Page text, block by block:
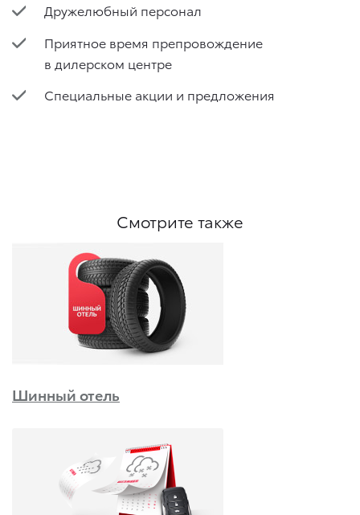
Дружелюбный персонал
Приятное время препровождение
в дилерском центре
Специальные акции и предложения
Смотрите также
Шинный отель